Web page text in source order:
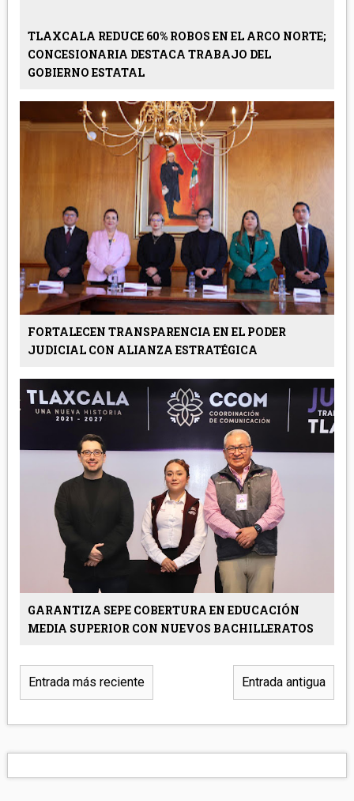
TLAXCALA REDUCE 60% ROBOS EN EL ARCO NORTE;
CONCESIONARIA DESTACA TRABAJO DEL
GOBIERNO ESTATAL
FORTALECEN TRANSPARENCIA EN EL PODER
JUDICIAL CON ALIANZA ESTRATÉGICA
GARANTIZA SEPE COBERTURA EN EDUCACIÓN
MEDIA SUPERIOR CON NUEVOS BACHILLERATOS
Entrada más reciente Entrada antigua